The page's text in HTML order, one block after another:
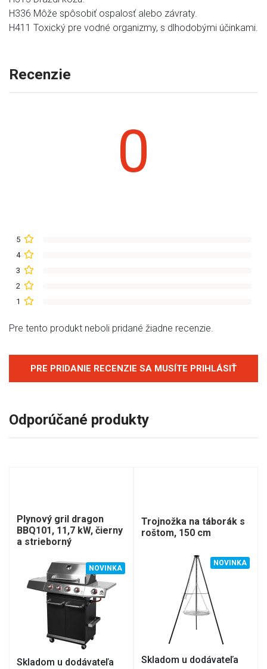
H336 Môže spôsobiť ospalosť alebo závraty.
H411 Toxický pre vodné organizmy, s dlhodobými účinkami.
Recenzie
0
5
4
3
2
1
Pre tento produkt neboli pridané žiadne recenzie.
PRE PRIDANIE RECENZIE SA MUSÍTE PRIHLÁSIŤ
Odporúčané produkty
Plynový gril dragon
BBQ101, 11,7 kW, čierny
a strieborný
NOVINKA
Skladom u dodávateľa
Trojnožka na táborák s
roštom, 150 cm
NOVINKA
Skladom u dodávateľa